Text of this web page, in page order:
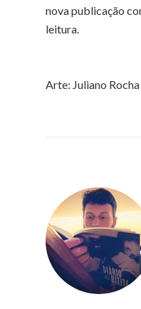
nova publicação
leitura.
Arte: Juliano Rocha